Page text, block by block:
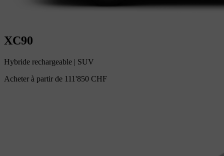
XC90
Hybride rechargeable | SUV
Acheter à partir de 111'850 CHF